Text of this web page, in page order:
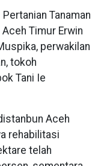
Tanaman
Timur Erwin
perwakilan
tokoh
Tani Ie
Aceh
rehabilitasi
telah